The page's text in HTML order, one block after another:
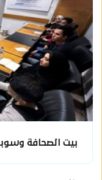
بيت الصحافة